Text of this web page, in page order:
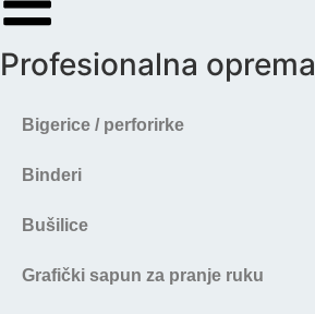
Profesionalna oprema
Bigerice / perforirke
Binderi
Bušilice
Grafički sapun za pranje ruku